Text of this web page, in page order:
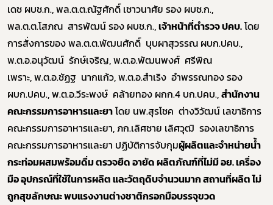
เดช ผบช.ก., พล.ต.ต.ณัฐศักดิ์ เชาวนาศัย รอง ผบช.ก.,
พล.ต.ต.โสภณ สารพัฒน์ รอง ผบช.ก.,เจ้าหน้าที่ตำรวจ ปคบ.โดย
การสั่งการของ พล.ต.ต.พัฒนศักดิ์ บุบผาสุวรรณ ผบก.ปคบ.,
พ.ต.อ.อนุวัฒน์ รักษ์เจริญ, พ.ต.อ.พัฒนพงศ์ ศรีพิณ
เพราะ, พ.ต.อ.ชัฏฐ นากแก้ว, พ.ต.อ.สำเริง อำพรรณทอง รอง
ผบก.ปคบ., พ.ต.อ.วีระพงษ์ คล้ายทอง ผกก.4 บก.ปคบ.,สำนักงาน
คณะกรรมการอาหารและยาโดย นพ.สุรโชค ต่างวิวัฒน์ เลขาธิการ
คณะกรรมการอาหารและยา, ภก.เลิศชาย เลิศวุฒิ รองเลขาธิการ
คณะกรรมการอาหารและยา ปฏิบัติการจับกุมผู้ผลิตและจำหน่ายน้ำ
กระท่อมผสมพร้อมดื่ม ตรวจยึด อายัด ผลิตภัณฑ์ที่ไม่มี อย. เครื่อง
มือ อุปกรณ์ที่ใช้ในการผลิต และวัตถุดิบจำนวนมาก สถานที่ผลิต ไม่
ถูกสุขลักษณะ พบแรงงานต่างชาติกรอกมือบรรจุขวด